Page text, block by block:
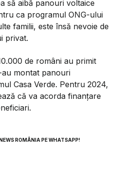
să aibă panouri voltaice
ca programul ONG-ului
familii, este însă nevoie de
privat.
de români au primit
montat panouri
Casa Verde. Pentru 2024,
că va acorda finanțare
ROMÂNIA PE WHATSAPP!